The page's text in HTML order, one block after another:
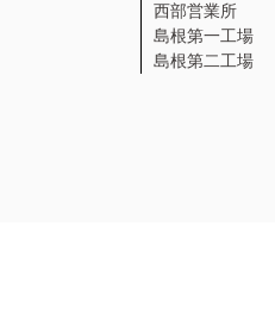
西部営業所
島根第一工場
島根第二工場